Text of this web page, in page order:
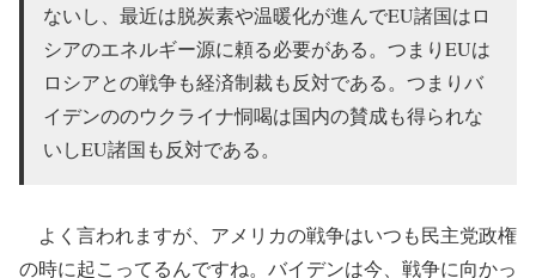
ないし、最近は脱炭素や温暖化が進んでEU諸国はロ
シアのエネルギー源に頼る必要がある。つまりEUは
ロシアとの戦争も経済制裁も反対である。つまりバ
イデンののウクライナ恫喝は国内の賛成も得られな
いしEU諸国も反対である。
よく言われますが、アメリカの戦争はいつも民主党政権
の時に起こってるんですね。バイデンは今、戦争に向かっ